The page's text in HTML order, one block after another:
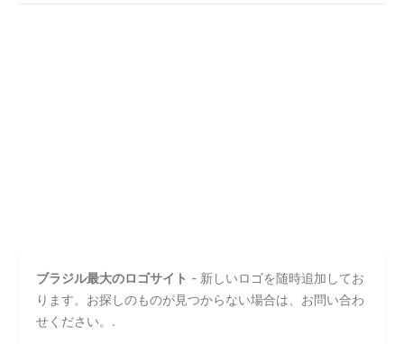
ブラジル最大のロゴサイト - 新しいロゴを随時追加してお
ります。お探しのものが見つからない場合は、お問い合わ
せください。.